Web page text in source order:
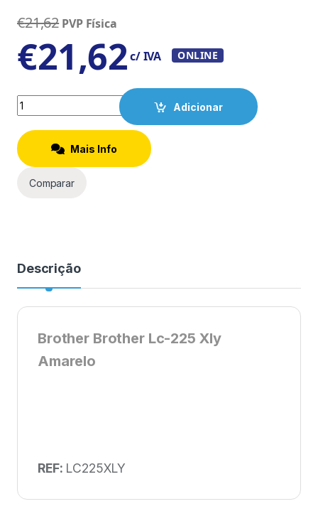
€21,62 PVP Física
€21,62c/ IVA ONLINE
Quantity
Adicionar
Mais Info
Comparar
Descrição
Brother Brother Lc-225 Xly
Amarelo
REF: LC225XLY